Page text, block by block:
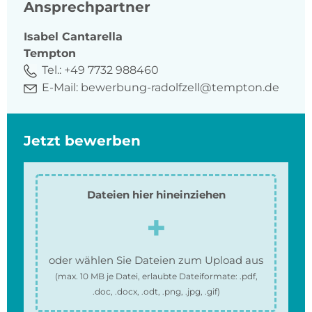
Ansprechpartner
Isabel Cantarella
Tempton
Tel.: +49 7732 988460
E-Mail: bewerbung-radolfzell@tempton.de
Jetzt bewerben
Dateien hier hineinziehen
oder wählen Sie Dateien zum Upload aus
(max. 10 MBje Datei, erlaubte Dateiformate: .pdf,
.doc, .docx, .odt, .png, .jpg, .gif)